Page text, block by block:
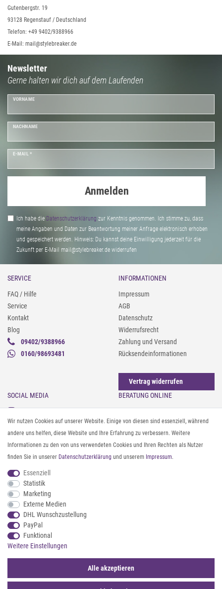
Gutenbergstr. 19
93128 Regenstauf / Deutschland
Telefon: +49 9402/9388966
E-Mail: mail@stylebreaker.de
Newsletter
Gerne halten wir dich auf dem Laufenden
VORNAME
NACHNAME
E-MAIL *
Anmelden
Ich habe die Daten­schutz­erklärung zur Kenntnis genommen. Ich stimme zu, dass
meine Angaben und Daten zur Beantwortung meiner Anfrage elektronisch erhoben
und gespeichert werden. Hinweis: Du kannst deine Einwilligung jederzeit für die
Zukunft per E-Mail mail@stylebreaker.de widerrufen
SERVICE
FAQ / Hilfe
Service
Kontakt
Blog
09402/9388966
0160/98693481
INFORMATIONEN
Impressum
AGB
Datenschutz
Widerrufsrecht
Zahlung und Versand
Rücksendeinformationen
Vertrag widerrufen
SOCIAL MEDIA
Instagram
Facebook
Pinterest
Twitter
Youtube
Threads
BERATUNG ONLINE
Gürtel messen & kürzen
Sonnenbrillen & UV-Schutz
Textilpflege
Textil- und Material-Guide
Geldbörse richtig organisieren
ZAHLUNG & VERSAND
Wir nutzen Cookies auf unserer Website. Einige von diesen sind essenziell, während
andere uns helfen, diese Website und Ihre Erfahrung zu verbessern. Weitere
Informationen zu den von uns verwendeten Cookies und Ihren Rechten als Nutzer
finden Sie in unserer Daten­schutz­erklärung und unserem Impressum.
Essenziell
Statistik
Marketing
Externe Medien
DHL Wunschzustellung
PayPal
Funktional
Weitere Einstellungen
Alle akzeptieren